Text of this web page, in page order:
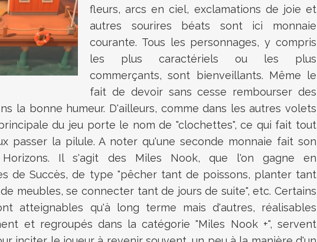
fleurs, arcs en ciel, exclamations de joie et
autres sourires béats sont ici monnaie
courante. Tous les personnages, y compris
les plus caractériels ou les plus
commerçants, sont bienveillants. Même le
fait de devoir sans cesse rembourser des
la bonne humeur. D'ailleurs, comme dans les autres volets
du jeu porte le nom de "clochettes", ce qui fait tout
passer la pilule. A noter qu'une seconde monnaie fait son
Il s'agit des Miles Nook, que l'on gagne en
de Succès, de type "pêcher tant de poissons, planter tant
meubles, se connecter tant de jours de suite", etc. Certains
atteignables qu'à long terme mais d'autres, réalisables
et regroupés dans la catégorie "Miles Nook +", servent